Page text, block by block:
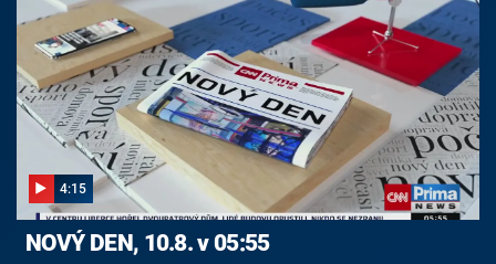
4:15
NOVÝ DEN, 10.8. v 05:55